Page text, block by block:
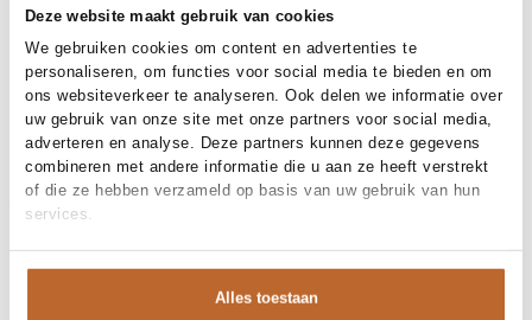
Deze website maakt gebruik van cookies
We gebruiken cookies om content en advertenties te
personaliseren, om functies voor social media te bieden en om
ons websiteverkeer te analyseren. Ook delen we informatie over
uw gebruik van onze site met onze partners voor social media,
adverteren en analyse. Deze partners kunnen deze gegevens
combineren met andere informatie die u aan ze heeft verstrekt
of die ze hebben verzameld op basis van uw gebruik van hun
services.
Alles toestaan
Materiaal en verzorging
Fabric
Fabric:
Materiaal
Linnen
Reiniging
40°C machine wash
Maat en pasvorm
Maatadvies
Deze maat valt normaal
Maat model
36
Productdetails
Merk
Colorful Standard
Merk-artikelnummer
Variantnummer
00031221
Variantnaam
Soft Yellow
00031221
Verzenden en retour
Bij Orangebag ontvang je gratis verzending vanaf €99. Alle
zodat je jouw pakket altijd kunt volgen. Bestel je voor 21:45